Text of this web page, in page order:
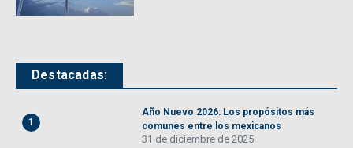
Destacadas:
1
Año Nuevo 2026: Los propósitos más
comunes entre los mexicanos
31 de diciembre de 2025